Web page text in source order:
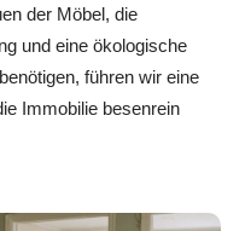
der Möbel, die
und eine ökologische
führen wir eine
Immobilie besenrein